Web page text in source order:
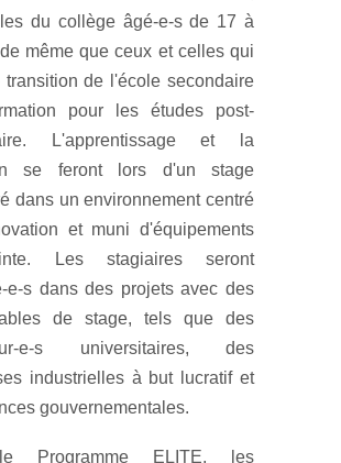
du collège âgé-e-s de 17 à
même que ceux et celles qui
transition de l'école secondaire
pour les études post-
L'apprentissage et la
se feront lors d'un stage
dans un environnement centré
et muni d'équipements
Les stagiaires seront
e-s dans des projets avec des
de stage, tels que des
e-s universitaires, des
industrielles à but lucratif et
gouvernementales.
Programme ELITE, les